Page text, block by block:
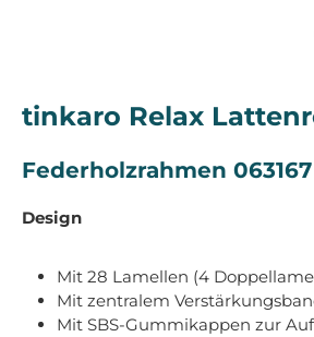
tinkaro Relax
Federholzrahmen
Design
Mit 28 Lamellen (4
Mit zentralem
Mit SBS-Gummikappen zur